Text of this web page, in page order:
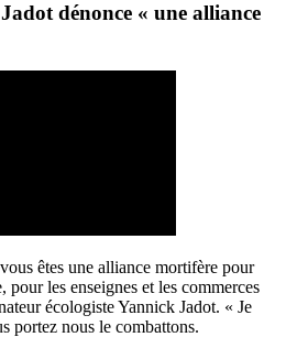
dénonce « une alliance
êtes une alliance mortifère pour
pour les enseignes et les commerces
écologiste Yannick Jadot. « Je
portez nous le combattons.